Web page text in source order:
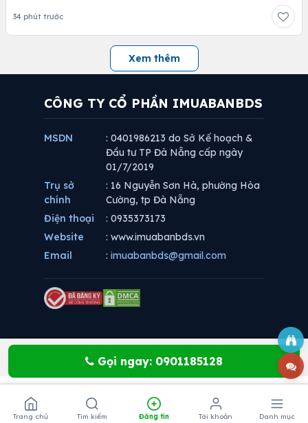
34 phút trước
Xem thêm
Gọi ngay: 0901185128
CÔNG TY CỔ PHẦN IMUABANBDS
MSDN
: 0401986213 do Sở Kế hoạch &
Đầu tư TP Đà Nẵng cấp ngày
01/7/2019
Trụ sở
chính
: 16 Nguyễn Sơn Hà, phường Hòa
Cường, tp Đà Nẵng
Điện thoại
: 0935373173
Website
: www.imuabanbds.vn
Email
: imuabanbds@gmail.com
Trang chủ Tìm kiếm Đăng tin Tài khoản Danh mục